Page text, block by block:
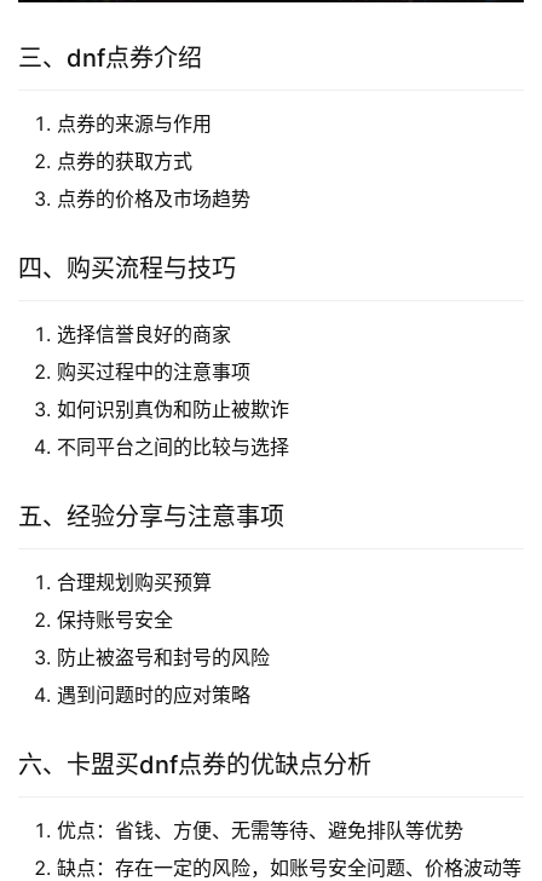
三、dnf点券介绍
点券的来源与作用
点券的获取方式
点券的价格及市场趋势
四、购买流程与技巧
选择信誉良好的商家
购买过程中的注意事项
如何识别真伪和防止被欺诈
不同平台之间的比较与选择
五、经验分享与注意事项
合理规划购买预算
保持账号安全
防止被盗号和封号的风险
遇到问题时的应对策略
六、卡盟买dnf点券的优缺点分析
优点：省钱、方便、无需等待、避免排队等优势
缺点：存在一定的风险，如账号安全问题、价格波动等